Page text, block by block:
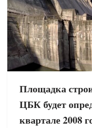
Площадка
ЦБК будет
квартале 2008